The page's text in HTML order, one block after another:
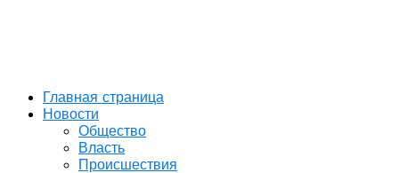
Главная страница
Новости
Общество
Власть
Происшествия